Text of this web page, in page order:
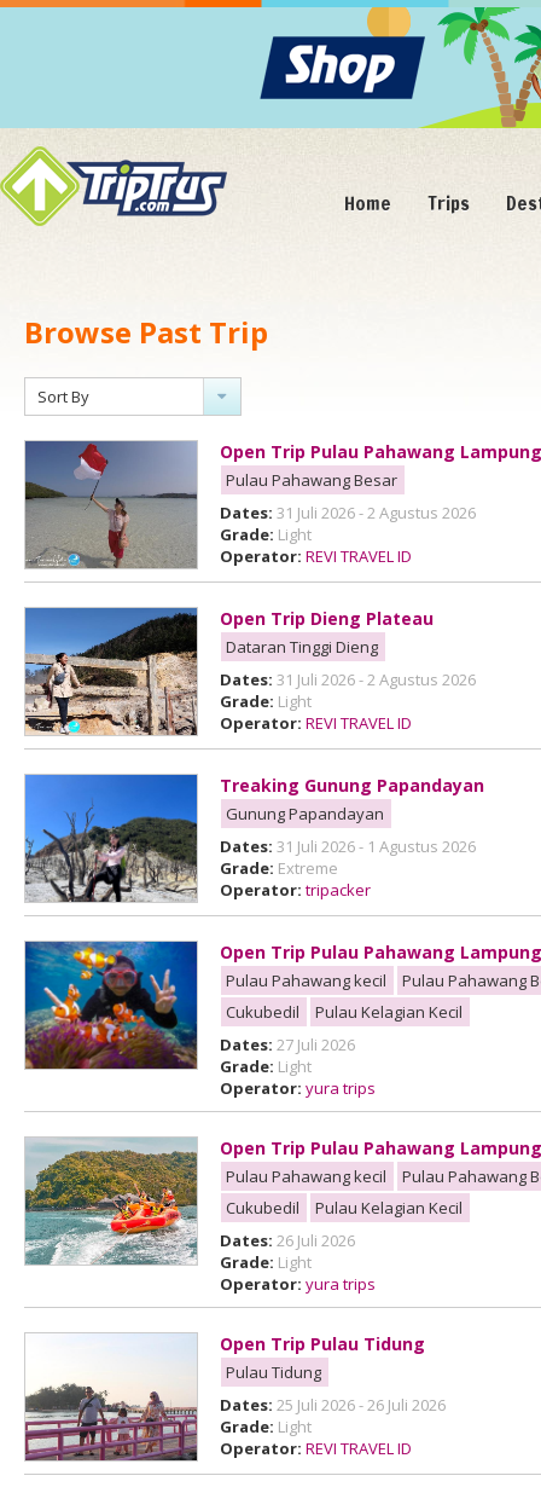
Home Trips
Browse Past Trip
Sort By
Open Trip Pulau Pahawang
Pulau Pahawang Besar
Dates: 31 Juli 2026 - 2 Agustus 2026
Grade: Light
Operator: REVI TRAVEL ID
Open Trip Dieng Plateau
Dataran Tinggi Dieng
Dates: 31 Juli 2026 - 2 Agustus 2026
Grade: Light
Operator: REVI TRAVEL ID
Treaking Gunung Papandayan
Gunung Papandayan
Dates: 31 Juli 2026 - 1 Agustus 2026
Grade: Extreme
Operator: tripacker
Open Trip Pulau Pahawang
Pulau Pahawang kecil
Pulau Pahawang
Cukubedil
Pulau Kelagian Kecil
Dates: 27 Juli 2026
Grade: Light
Operator: yura trips
Open Trip Pulau Pahawang
Pulau Pahawang kecil
Pulau Pahawang
Cukubedil
Pulau Kelagian Kecil
Dates: 26 Juli 2026
Grade: Light
Operator: yura trips
Open Trip Pulau Tidung
Pulau Tidung
Dates: 25 Juli 2026 - 26 Juli 2026
Grade: Light
Operator: REVI TRAVEL ID